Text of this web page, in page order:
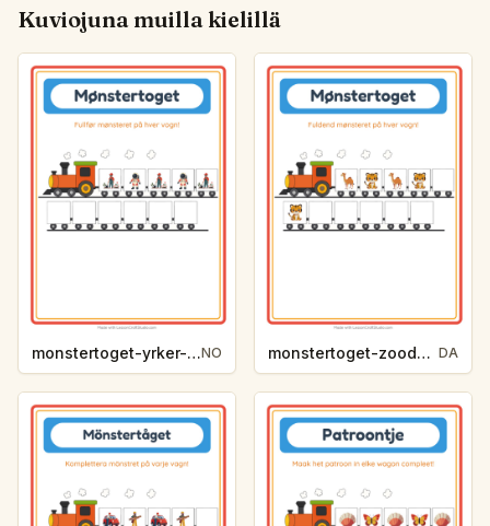
Kuviojuna muilla kielillä
monstertoget-yrker-54f3NO monstertoget-zoodyr-a7ac DA